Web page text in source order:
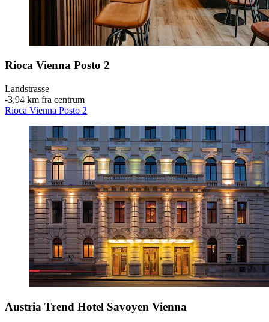
Rioca Vienna Posto 2
Landstrasse
‐3,94 km fra centrum
Rioca Vienna Posto 2
Austria Trend Hotel Savoyen Vienna